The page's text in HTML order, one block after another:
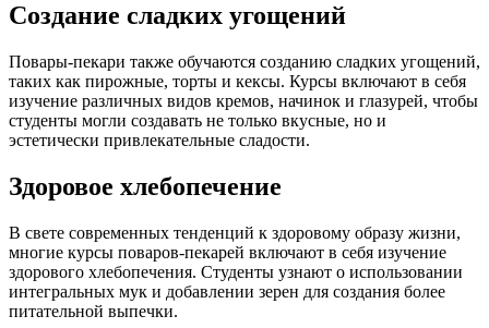
Создание сладких угощений
Повары-пекари также обучаются созданию сладких угощений,
таких как пирожные, торты и кексы. Курсы включают в себя
изучение различных видов кремов, начинок и глазурей, чтобы
студенты могли создавать не только вкусные, но и
эстетически привлекательные сладости.
Здоровое хлебопечение
В свете современных тенденций к здоровому образу жизни,
многие курсы поваров-пекарей включают в себя изучение
здорового хлебопечения. Студенты узнают о использовании
интегральных мук и добавлении зерен для создания более
питательной выпечки.